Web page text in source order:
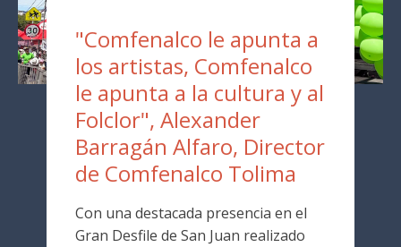
"Comfenalco le apunta a
los artistas, Comfenalco
le apunta a la cultura y al
Folclor", Alexander
Barragán Alfaro, Director
de Comfenalco Tolima
Con una destacada presencia en el
Gran Desfile de San Juan realizado